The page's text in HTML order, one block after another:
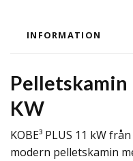
INFORMATION
Pelletskamin
KW
KOBE³ PLUS 11 kW
modern pelletskamin